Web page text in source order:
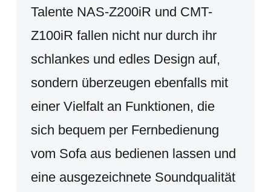
Talente NAS-Z200iR und CMT-
Z100iR fallen nicht nur durch ihr
schlankes und edles Design auf,
sondern überzeugen ebenfalls mit
einer Vielfalt an Funktionen, die
sich bequem per Fernbedienung
vom Sofa aus bedienen lassen und
eine ausgezeichnete Soundqualität